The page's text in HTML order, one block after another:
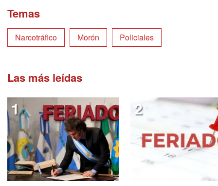
Temas
Narcotráfico Morón Policiales
Las más leídas